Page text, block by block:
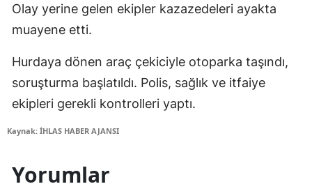
Olay yerine gelen ekipler kazazedeleri ayakta
muayene etti.
Hurdaya dönen araç çekiciyle otoparka taşındı,
soruşturma başlatıldı. Polis, sağlık ve itfaiye
ekipleri gerekli kontrolleri yaptı.
Kaynak: İHLAS HABER AJANSI
Yorumlar